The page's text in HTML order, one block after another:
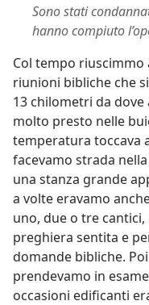
Sono stati
hanno compiuto
Col tempo riuscimmo
riunioni bibliche che
13 chilometri da
molto presto nelle
temperatura toccava
facevamo strada
una stanza grande
a volte eravamo
uno, due o tre
preghiera sentita e
domande bibliche.
prendevamo in
occasioni edificanti